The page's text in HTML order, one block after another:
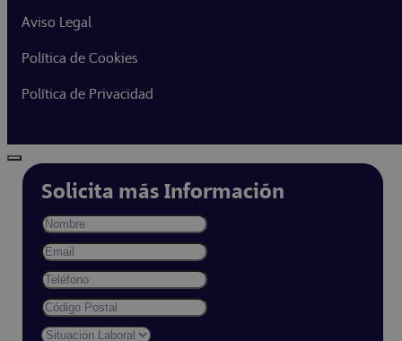
Aviso Legal
Política de Cookies
Política de Privacidad
Solicita más Información